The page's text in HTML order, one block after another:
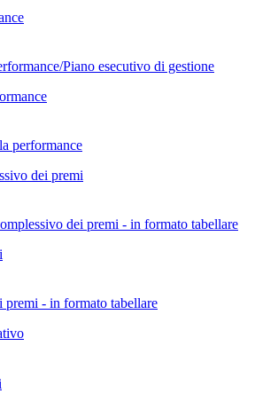
Piano esecutivo di gestione
performance
dei premi
dei premi - in formato tabellare
premi - in formato tabellare